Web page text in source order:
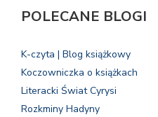
POLECANE BLOGI
K-czyta | Blog książkowy
Koczowniczka o książkach
Literacki Świat Cyrysi
Rozkminy Hadyny